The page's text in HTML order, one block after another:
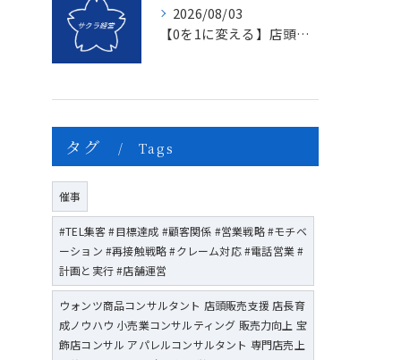
2026/08/03
【0を1に変える】店頭販売のマンネリを打破する「上司のたった一つの行動」とは？
タグ Tags
催事
#TEL集客 #目標達成 #顧客関係 #営業戦略 #モチベ
ーション #再接触戦略 #クレーム対応 #電話営業 #
計画と実行 #店舗運営
ウォンツ商品コンサルタント 店頭販売支援 店長育
成ノウハウ 小売業コンサルティング 販売力向上 宝
飾店コンサル アパレルコンサルタント 専門店売上